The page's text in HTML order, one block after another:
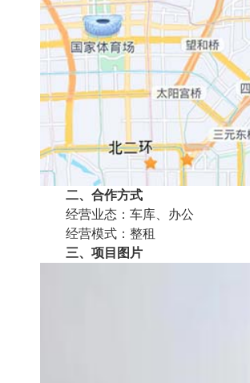
二、合作方式
经营业态：车库、办公
经营模式：整租
三、项目图片